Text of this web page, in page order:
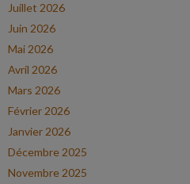
Juillet 2026
Juin 2026
Mai 2026
Avril 2026
Mars 2026
Février 2026
Janvier 2026
Décembre 2025
Novembre 2025